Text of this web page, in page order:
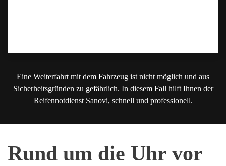
Eine Weiterfahrt mit dem Fahrzeug ist nicht möglich und aus
Sicherheitsgründen zu gefährlich. In diesem Fall hilft Ihnen der
Reifennotdienst Sanovi, schnell und professionell.
Rund um die Uhr vor